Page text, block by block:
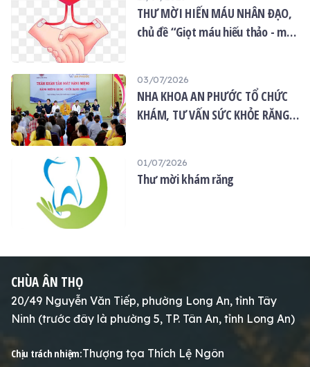
THƯ MỜI HIẾN MÁU NHÂN ĐẠO,
chủ đề “Giọt máu hiếu thảo - mùa
03/07/2026
NHA KHOA AN PHƯỚC TỔ CHỨC
KHÁM, TƯ VẤN SỨC KHỎE RĂNG
01/07/2026
Thư mời khám răng
CHÙA ÂN THỌ
20/49 Nguyễn Văn Tiếp, phường Long An, tỉnh Tây
Ninh (trước đây là phường 5, TP. Tân An, tỉnh Long An)
Chịu trách nhiệm:Thượng tọa Thích Lệ Ngôn